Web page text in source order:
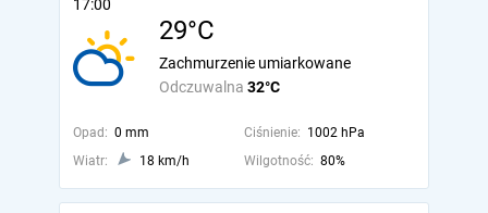
17:00
29°C
Odczuwalna 32°C
Zachmurzenie umiarkowane
Opad: 0 mm Ciśnienie: 1002 hPa
Wiatr:
18 km/h Wilgotność: 80%